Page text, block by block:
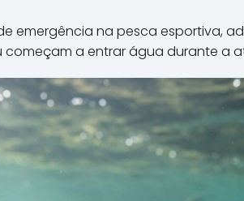
emergência na pesca esportiva,
a entrar água durante a